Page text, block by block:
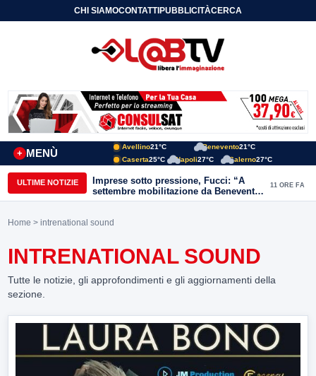
CHI SIAMOCONTATTIPUBBLICITÀCERCA
MENÙ
+
Avellino21°C Benevento21°C
Caserta25°C Napoli27°C Salerno27°C
ULTIME NOTIZIE
Imprese sotto pressione, Fucci: “A
settembre mobilitazione da Benevento
e Avellino”
11 ORE FA
Home > intrenational sound
INTRENATIONAL SOUND
Tutte le notizie, gli approfondimenti e gli aggiornamenti della
sezione.